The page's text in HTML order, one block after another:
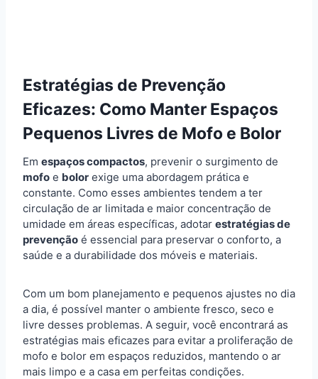
Estratégias de Prevenção
Eficazes: Como Manter Espaços
Pequenos Livres de Mofo e Bolor
Em espaços compactos, prevenir o surgimento de
mofo e bolor exige uma abordagem prática e
constante. Como esses ambientes tendem a ter
circulação de ar limitada e maior concentração de
umidade em áreas específicas, adotar estratégias de
prevenção é essencial para preservar o conforto, a
saúde e a durabilidade dos móveis e materiais.
Com um bom planejamento e pequenos ajustes no dia
a dia, é possível manter o ambiente fresco, seco e
livre desses problemas. A seguir, você encontrará as
estratégias mais eficazes para evitar a proliferação de
mofo e bolor em espaços reduzidos, mantendo o ar
mais limpo e a casa em perfeitas condições.